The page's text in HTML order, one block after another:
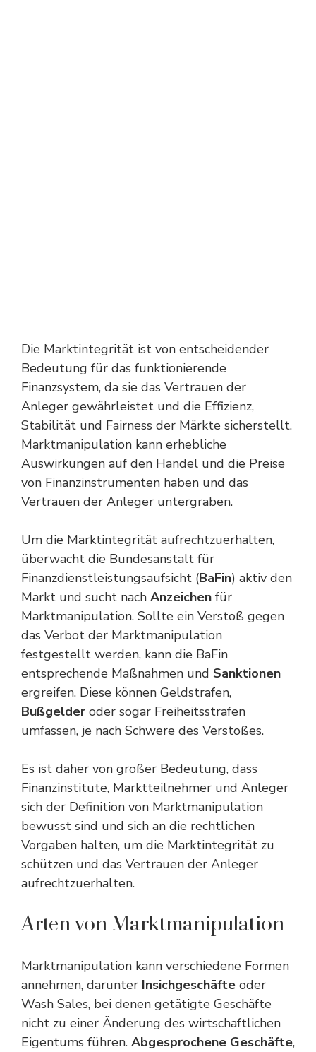
Die Marktintegrität ist von entscheidender
Bedeutung für das funktionierende
Finanzsystem, da sie das Vertrauen der
Anleger gewährleistet und die Effizienz,
Stabilität und Fairness der Märkte sicherstellt.
Marktmanipulation kann erhebliche
Auswirkungen auf den Handel und die Preise
von Finanzinstrumenten haben und das
Vertrauen der Anleger untergraben.
Um die Marktintegrität aufrechtzuerhalten,
überwacht die Bundesanstalt für
Finanzdienstleistungsaufsicht (BaFin) aktiv den
Markt und sucht nach Anzeichen für
Marktmanipulation. Sollte ein Verstoß gegen
das Verbot der Marktmanipulation
festgestellt werden, kann die BaFin
entsprechende Maßnahmen und Sanktionen
ergreifen. Diese können Geldstrafen,
Bußgelder oder sogar Freiheitsstrafen
umfassen, je nach Schwere des Verstoßes.
Es ist daher von großer Bedeutung, dass
Finanzinstitute, Marktteilnehmer und Anleger
sich der Definition von Marktmanipulation
bewusst sind und sich an die rechtlichen
Vorgaben halten, um die Marktintegrität zu
schützen und das Vertrauen der Anleger
aufrechtzuerhalten.
Arten von Marktmanipulation
Marktmanipulation kann verschiedene Formen
annehmen, darunter Insichgeschäfte oder
Wash Sales, bei denen getätigte Geschäfte
nicht zu einer Änderung des wirtschaftlichen
Eigentums führen. Abgesprochene Geschäfte,